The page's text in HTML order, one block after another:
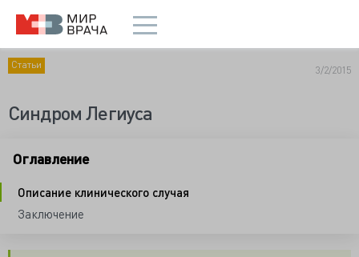
Статьи 3/2/2015
Синдром Легиуса
Оглавление
Описание клинического случая
Заключение